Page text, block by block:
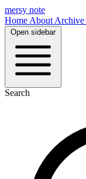
mersy note
Home About Archive
Open sidebar
Search